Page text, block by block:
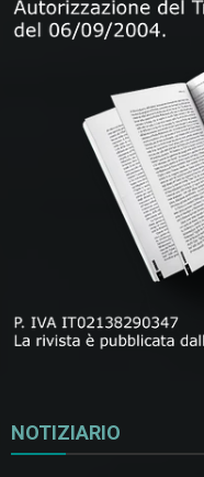
NOTIZIARIO